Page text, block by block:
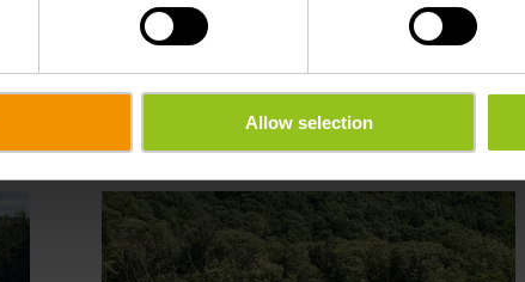
Allow selection